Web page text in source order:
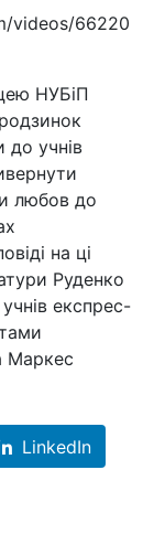
videos/66220
НУБіП
до учнів
любов до
на ці
Руденко
експрес-
Маркес
LinkedIn